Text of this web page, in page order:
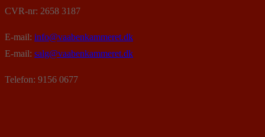
CVR-nr: 2658 3187
E-mail: info@vaabenkammeret.dk
E-mail: salg@vaabenkammeret.dk
Telefon: 9156 0677